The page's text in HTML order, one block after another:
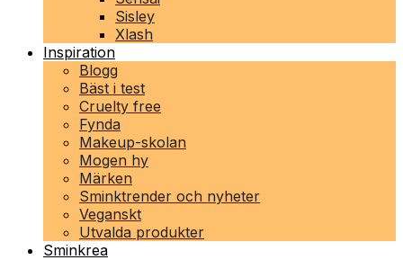
Sisley
Xlash
Inspiration
Blogg
Bäst i test
Cruelty free
Fynda
Makeup-skolan
Mogen hy
Märken
Sminktrender och nyheter
Veganskt
Utvalda produkter
Sminkrea